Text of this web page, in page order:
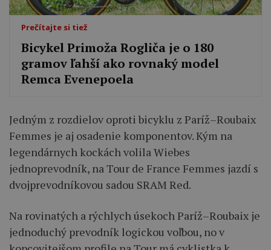
Prečítajte si tiež
Bicykel Primoža Rogliča je o 180
gramov ľahší ako rovnaký model
Remca Evenepoela
Jedným z rozdielov oproti bicyklu z Paríž–Roubaix
Femmes je aj osadenie komponentov. Kým na
legendárnych kockách volila Wiebes
jednoprevodník, na Tour de France Femmes jazdí s
dvojprevodníkovou sadou SRAM Red.
Na rovinatých a rýchlych úsekoch Paríž–Roubaix je
jednoduchý prevodník logickou voľbou, no v